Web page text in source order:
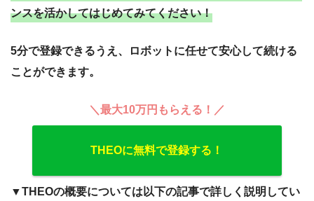
ンスを活かしてはじめてみてください！
5分で登録できるうえ、ロボットに任せて安心して続ける
ことができます。
＼最大10万円もらえる！／
THEOに無料で登録する！
▼THEOの概要については以下の記事で詳しく説明してい